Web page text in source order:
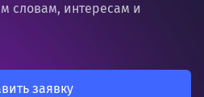
словам, интересам и
заявку